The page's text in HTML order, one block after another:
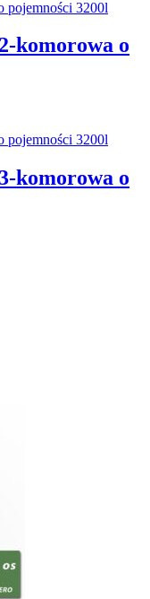
komorowa o
komorowa o